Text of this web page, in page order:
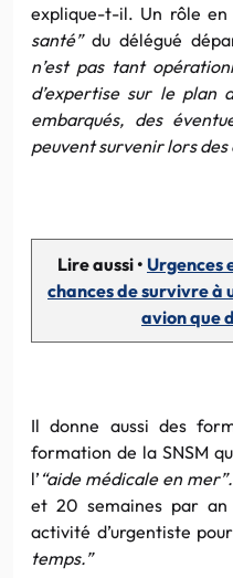
explique-t-il. Un rôle en
santé”du délégué
n’est pas tant
d’expertise sur le plan
embarqués, des
peuvent survenir lors des
Lire aussi • Urgences
chances de survivre à
avion que
Il donne aussi des
formation de la SNSM
l’ “aide médicale en mer”.
et 20 semaines par
activité d’urgentiste
temps.”